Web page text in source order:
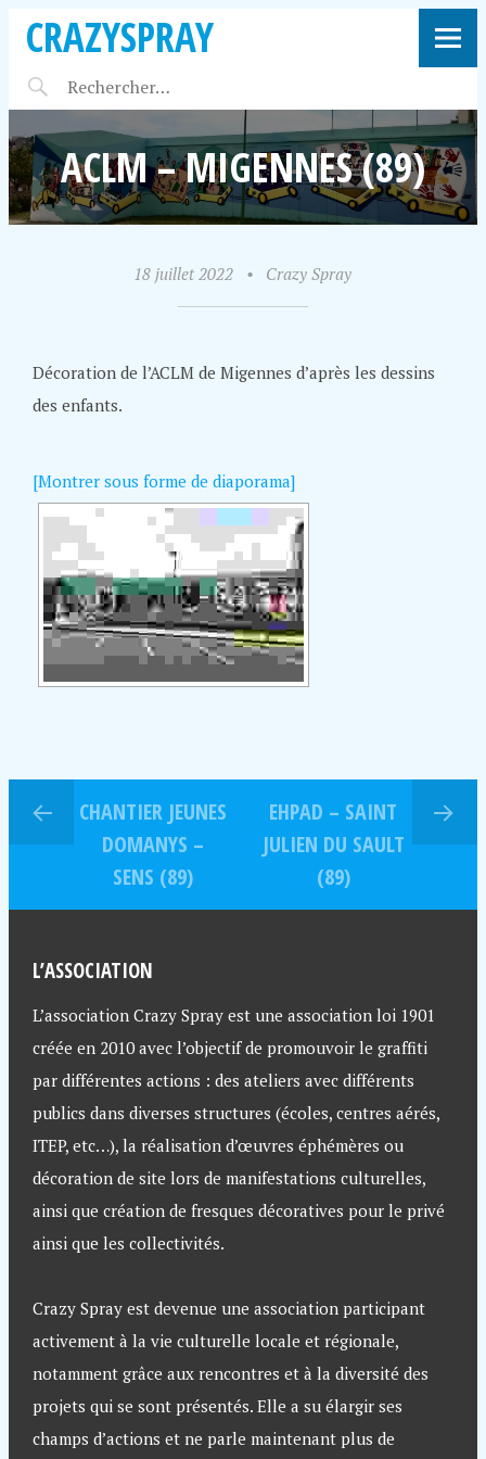
CRAZYSPRAY
ACLM – MIGENNES (89)
18 juillet 2022 • Crazy Spray
Décoration de l’ACLM de Migennes d’après les dessins
des enfants.
[Montrer sous forme de diaporama]
CHANTIER JEUNES
DOMANYS –
SENS (89)
EHPAD – SAINT
JULIEN DU SAULT
(89)
L’ASSOCIATION
L’association Crazy Spray est une association loi 1901
créée en 2010 avec l’objectif de promouvoir le graffiti
par différentes actions : des ateliers avec différents
publics dans diverses structures (écoles, centres aérés,
ITEP, etc…), la réalisation d’œuvres éphémères ou
décoration de site lors de manifestations culturelles,
ainsi que création de fresques décoratives pour le privé
ainsi que les collectivités.
Crazy Spray est devenue une association participant
activement à la vie culturelle locale et régionale,
notamment grâce aux rencontres et à la diversité des
projets qui se sont présentés. Elle a su élargir ses
champs d’actions et ne parle maintenant plus de